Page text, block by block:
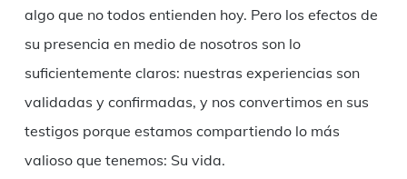
algo que no todos entienden hoy. Pero los efectos de
su presencia en medio de nosotros son lo
suficientemente claros: nuestras experiencias son
validadas y confirmadas, y nos convertimos en sus
testigos porque estamos compartiendo lo más
valioso que tenemos: Su vida.